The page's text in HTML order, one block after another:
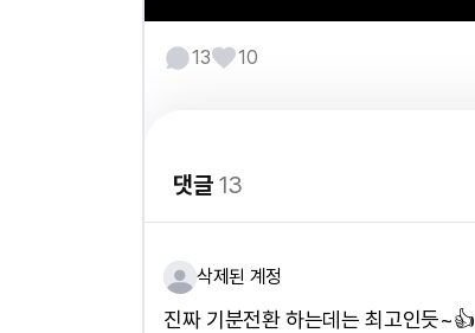
13 10
댓글13
삭제된 계정
진짜 기분전환 하는데는 최고인듯~👍